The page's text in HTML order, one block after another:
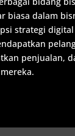
biasa dalam
strategi digital
penjualan,
mereka.